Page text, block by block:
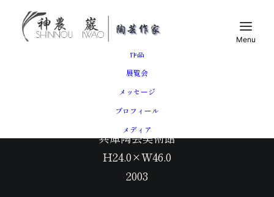
トップ
作品
展覧会
メッセージ
プロフィール
メディア
青磁堆磁線文鉢
兵庫陶芸美術館
H24.0×W46.0
2003